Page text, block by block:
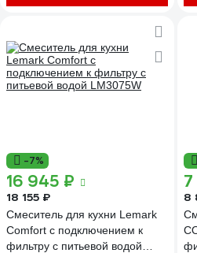
-7%
16 945 ₽
18 155 ₽
Смеситель для кухни Lemark
Comfort с подключением к
фильтру с питьевой водой
8